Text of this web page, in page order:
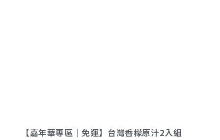
【嘉年華專區｜免運】台灣香檬原汁2入組